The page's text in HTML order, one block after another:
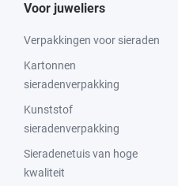
Voor juweliers
Verpakkingen voor sieraden
Kartonnen
sieradenverpakking
Kunststof
sieradenverpakking
Sieradenetuis van hoge
kwaliteit